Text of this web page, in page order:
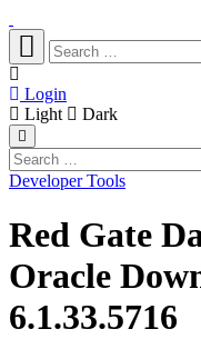
Login
Light
Dark
Developer Tools
Red Gate
Oracle
6.1.33.5716